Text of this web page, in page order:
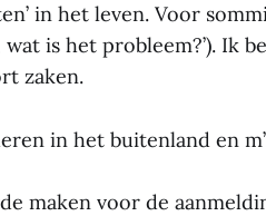
in het leven. Voor
is het probleem?’). Ik
zaken.
in het buitenland en
maken voor de